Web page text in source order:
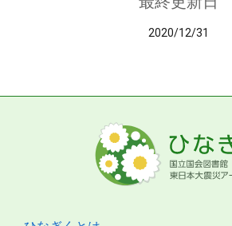
2020/12/31